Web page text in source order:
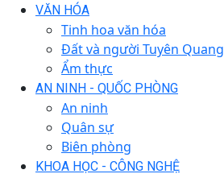
VĂN HÓA
Tinh hoa văn hóa
Đất và người Tuyên Quang
Ẩm thực
AN NINH - QUỐC PHÒNG
An ninh
Quân sự
Biên phòng
KHOA HỌC - CÔNG NGHỆ